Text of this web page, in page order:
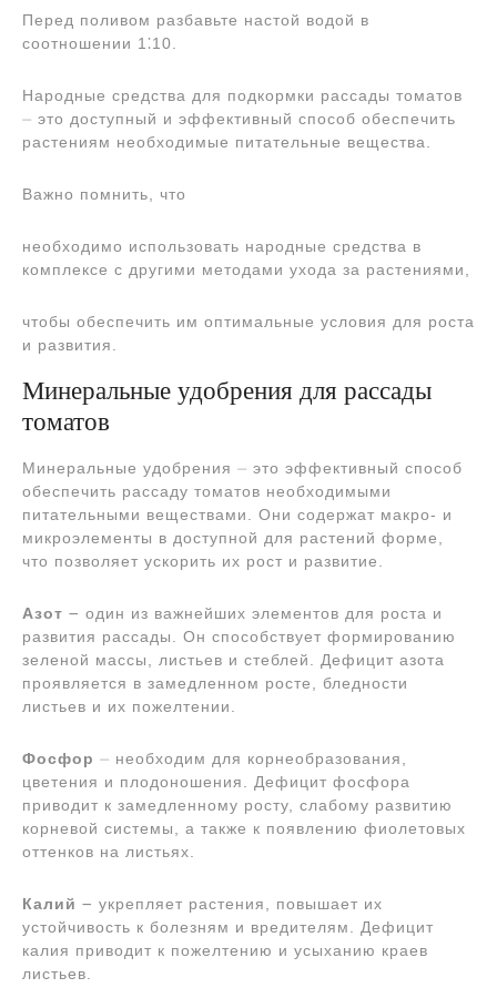
Перед поливом разбавьте настой водой в
соотношении 1⁚10.
Народные средства для подкормки рассады томатов
⏤ это доступный и эффективный способ обеспечить
растениям необходимые питательные вещества.
Важно помнить, что
необходимо использовать народные средства в
комплексе с другими методами ухода за растениями,
чтобы обеспечить им оптимальные условия для роста
и развития.
Минеральные удобрения для рассады
томатов
Минеральные удобрения ⏤ это эффективный способ
обеспечить рассаду томатов необходимыми
питательными веществами. Они содержат макро- и
микроэлементы в доступной для растений форме,
что позволяет ускорить их рост и развитие.
Азот ౼ один из важнейших элементов для роста и
развития рассады. Он способствует формированию
зеленой массы, листьев и стеблей. Дефицит азота
проявляется в замедленном росте, бледности
листьев и их пожелтении.
Фосфор ⏤ необходим для корнеобразования,
цветения и плодоношения. Дефицит фосфора
приводит к замедленному росту, слабому развитию
корневой системы, а также к появлению фиолетовых
оттенков на листьях.
Калий ౼ укрепляет растения, повышает их
устойчивость к болезням и вредителям. Дефицит
калия приводит к пожелтению и усыханию краев
листьев.